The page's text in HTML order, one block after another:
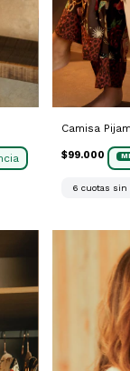
Camisa
$99.000
6 cuotas sin